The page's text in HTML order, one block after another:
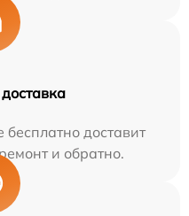
доставит
и обратно.